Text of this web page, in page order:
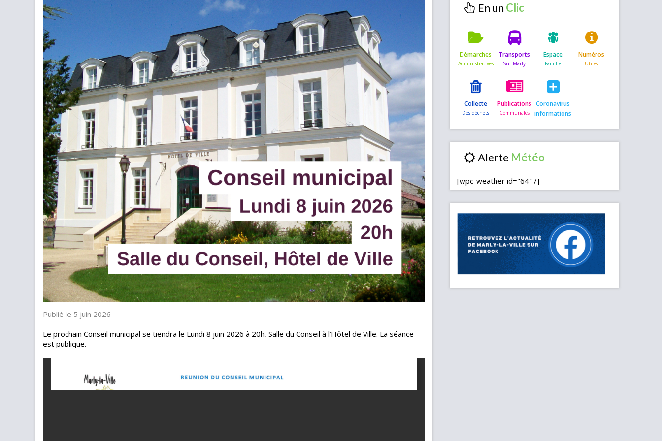
Publié le 5 juin 2026
Le prochain Conseil municipal se tiendra le Lundi 8 juin 2026 à 20h, Salle du Conseil à l’Hôtel de Ville. La séance
est publique.
En un
Démarches Transports Espace Numéros
Collecte Publications Coronavirus
informations
Alerte
[wpc-weather id="64" /]